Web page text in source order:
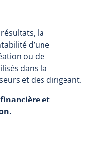
la
d’une
ou de
dans la
et des dirigeant.
et